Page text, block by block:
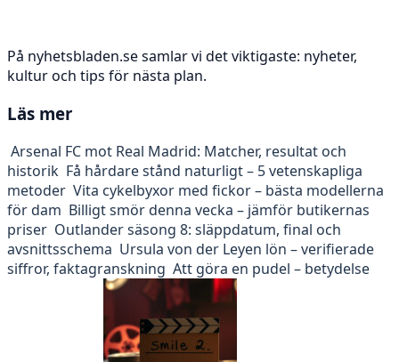
På nyhetsbladen.se samlar vi det viktigaste: nyheter,
kultur och tips för nästa plan.
Läs mer
Arsenal FC mot Real Madrid: Matcher, resultat och
historik Få hårdare stånd naturligt – 5 vetenskapliga
metoder Vita cykelbyxor med fickor – bästa modellerna
för dam Billigt smör denna vecka – jämför butikernas
priser Outlander säsong 8: släppdatum, final och
avsnittsschema Ursula von der Leyen lön – verifierade
siffror, faktagranskning Att göra en pudel – betydelse